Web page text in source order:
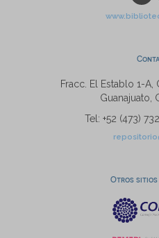
Fracc. El Establo 1-A,
Guanajuato,
Tel: +52 (473)
Otros sitios